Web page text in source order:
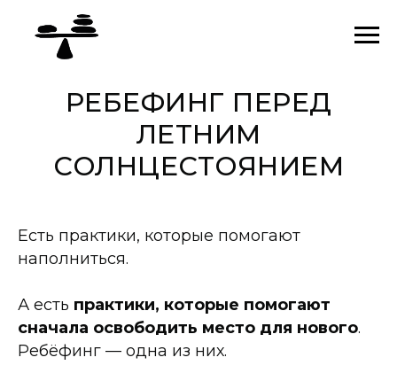
РЕБЕФИНГ ПЕРЕД
ЛЕТНИМ
СОЛНЦЕСТОЯНИЕМ
Есть практики, которые помогают
наполниться.
А есть практики, которые помогают
сначала освободить место для нового.
Ребёфинг — одна из них.